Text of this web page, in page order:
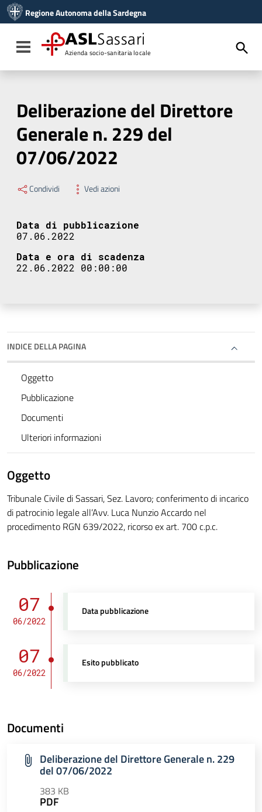
Vai al menu di navigazione
Vai al footer
Regione Autonoma della Sardegna
Toggle navigation
ASLSassari
Azienda socio-sanitaria locale
Deliberazione del Direttore
Generale n. 229 del
07/06/2022
Condividi Vedi azioni
Data di pubblicazione
07.06.2022
Data e ora di scadenza
22.06.2022 00:00:00
INDICE DELLA PAGINA
Oggetto
Pubblicazione
Documenti
Ulteriori informazioni
Oggetto
Tribunale Civile di Sassari, Sez. Lavoro; conferimento di incarico
di patrocinio legale all’Avv. Luca Nunzio Accardo nel
procedimento RGN 639/2022, ricorso ex art. 700 c.p.c.
Pubblicazione
07
06/2022
Data pubblicazione
07
06/2022
Esito pubblicato
Documenti
Deliberazione del Direttore Generale n. 229
del 07/06/2022
383 KB
PDF